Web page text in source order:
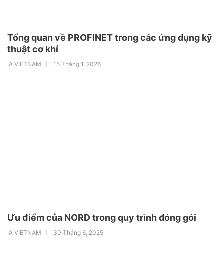
Tổng quan về PROFINET trong các ứng dụng kỹ
thuật cơ khí
IA VIETNAM 15 Tháng 1, 2026
Ưu điểm của NORD trong quy trình đóng gói
IA VIETNAM 30 Tháng 6, 2025